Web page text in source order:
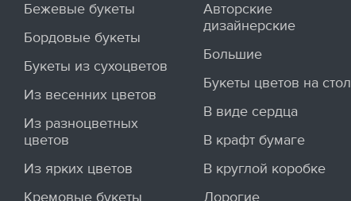
Бежевые букеты
Бордовые букеты
Букеты из сухоцветов
Из весенних цветов
Из разноцветных
цветов
Из ярких цветов
Кремовые букеты
Авторские
дизайнерские
Большие
Букеты цветов на стол
В виде сердца
В крафт бумаге
В круглой коробке
Дорогие